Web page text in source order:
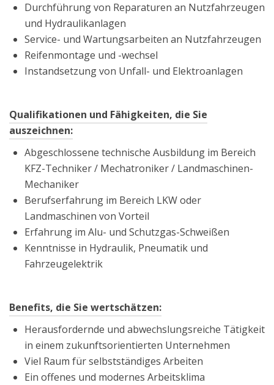
Durchführung von Reparaturen an Nutzfahrzeugen
und Hydraulikanlagen
Service- und Wartungsarbeiten an Nutzfahrzeugen
Reifenmontage und -wechsel
Instandsetzung von Unfall- und Elektroanlagen
Qualifikationen und Fähigkeiten, die Sie
auszeichnen:
Abgeschlossene technische Ausbildung im Bereich
KFZ-Techniker / Mechatroniker / Landmaschinen-
Mechaniker
Berufserfahrung im Bereich LKW oder
Landmaschinen von Vorteil
Erfahrung im Alu- und Schutzgas-Schweißen
Kenntnisse in Hydraulik, Pneumatik und
Fahrzeugelektrik
Benefits, die Sie wertschätzen:
Herausfordernde und abwechslungsreiche Tätigkeit
in einem zukunftsorientierten Unternehmen
Viel Raum für selbstständiges Arbeiten
Ein offenes und modernes Arbeitsklima